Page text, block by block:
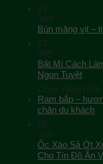
19
Th9
Bún măng vịt –
17
Th9
Bật Mí Cách
Ngon Tuyệt
Chức năng bình
Ram bắp –
chân du khách
09
Th9
Ốc Xào Sả Ớt
Cho Tín Đồ Ăn